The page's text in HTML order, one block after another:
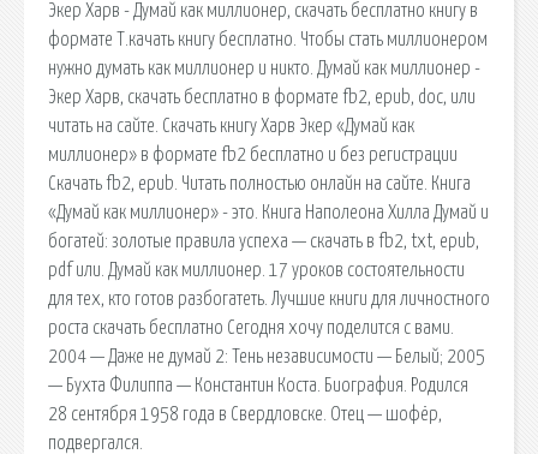
Экер Харв - Думай как миллионер, скачать бесплатно книгу в
формате Т.качать книгу бесплатно. Чтобы стать миллионером
нужно думать как миллионер и никто. Думай как миллионер -
Экер Харв, скачать бесплатно в формате fb2, epub, doc, или
читать на сайте. Скачать книгу Харв Экер «Думай как
миллионер» в формате fb2 бесплатно и без регистрации
Скачать fb2, epub. Читать полностью онлайн на сайте. Книга
«Думай как миллионер» - это. Книга Наполеона Хилла Думай и
богатей: золотые правила успеха — скачать в fb2, txt, epub,
pdf или. Думай как миллионер. 17 уроков состоятельности
для тех, кто готов разбогатеть. Лучшие книги для личностного
роста скачать бесплатно Сегодня хочу поделится с вами.
2004 — Даже не думай 2: Тень независимости — Белый; 2005
— Бухта Филиппа — Константин Коста. Биография. Родился
28 сентября 1958 года в Свердловске. Отец — шофёр,
подвергался.